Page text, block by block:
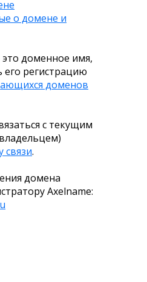
о домене и
доменное имя,
его регистрацию
доменов
с текущим
связи.
домена
Axelname: